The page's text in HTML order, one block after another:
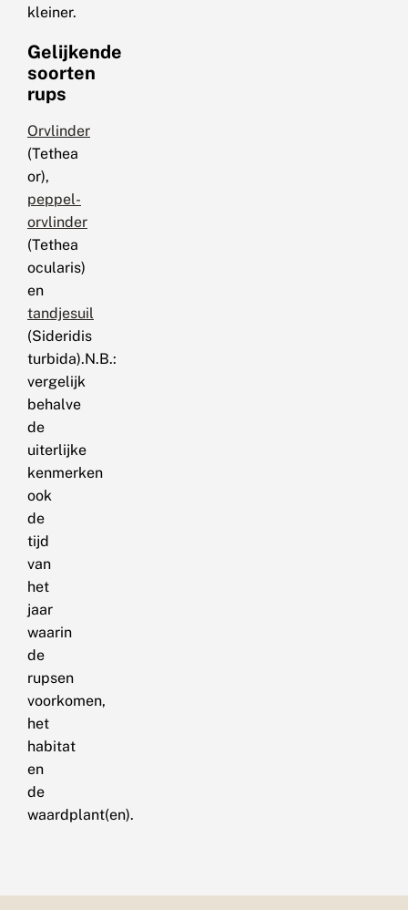
kleiner.
Gelijkende
soorten
rups
Orvlinder
(Tethea
or),
peppel-
orvlinder
(Tethea
ocularis)
en
tandjesuil
(Sideridis
turbida).N.B.:
vergelijk
behalve
de
uiterlijke
kenmerken
ook
de
tijd
van
het
jaar
waarin
de
rupsen
voorkomen,
het
habitat
en
de
waardplant(en).